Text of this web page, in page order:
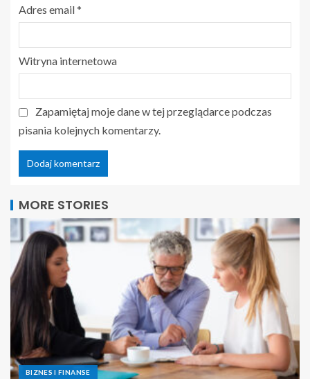
Adres email*
Witryna internetowa
Zapamiętaj moje dane w tej przeglądarce podczas
pisania kolejnych komentarzy.
MORE STORIES
BIZNES I FINANSE